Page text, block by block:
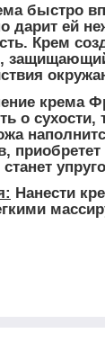
быстро
дарит ей
Крем
крема
о сухости,
Нанести